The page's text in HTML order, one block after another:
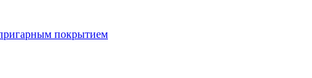
покрытием